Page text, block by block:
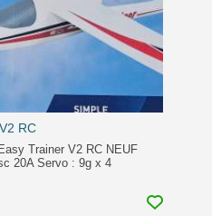
RC
Trainer V2 RC NEUF
20A Servo : 9g x 4